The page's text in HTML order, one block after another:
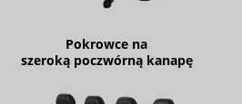
Pokrowce na
szeroką poczwórną kanapę